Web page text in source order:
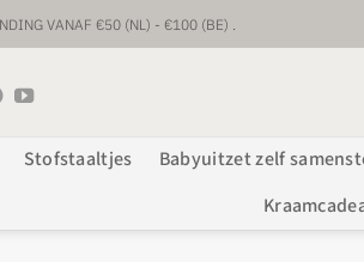
VANAF €50 (NL) - €100 (BE) .
BINNEN 1-2 WEKEN.
Stofstaaltjes Babyuitzet zelf